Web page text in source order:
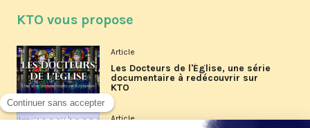
KTO vous propose
Article
Les Docteurs de l'Église, une série
documentaire à redécouvrir sur
KTO
Article